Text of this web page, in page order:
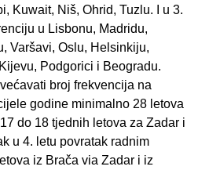
Kuwait, Niš, Ohrid, Tuzlu. I u 3.
u Lisbonu, Madridu,
Varšavi, Oslu, Helsinkiju,
Podgorici i Beogradu.
broj frekvencija na
godine minimalno 28 letova
do 18 tjednih letova za Zadar i
u 4. letu povratak radnim
iz Brača via Zadar i iz